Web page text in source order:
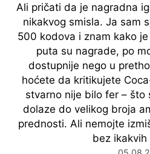
Ali pričati da je nagradna
nikakvog smisla. Ja sam
500 kodova i znam kako
puta su nagrade, po
dostupnije nego u
hoćete da kritikujete
stvarno nije bilo fer – što
dolaze do velikog broja
prednosti. Ali nemojte
bez ikakvih